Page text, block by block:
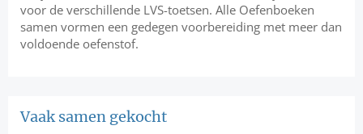
voor de verschillende LVS-toetsen. Alle Oefenboeken
samen vormen een gedegen voorbereiding met meer dan
voldoende oefenstof.
Vaak samen gekocht